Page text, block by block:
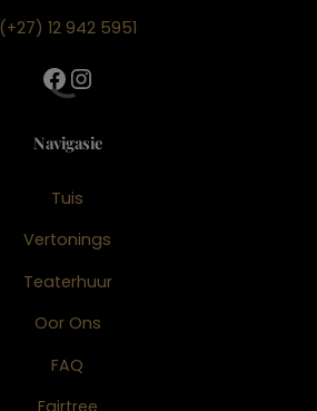
(+27) 12 942 5951
Facebook
Instagram
Navigasie
Tuis
Vertonings
Teaterhuur
Oor Ons
FAQ